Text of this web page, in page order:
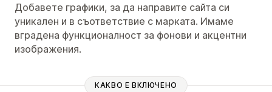
Добавете графики, за да направите сайта си
уникален и в съответствие с марката. Имаме
вградена функционалност за фонови и акцентни
изображения.
КАКВО Е ВКЛЮЧЕНО